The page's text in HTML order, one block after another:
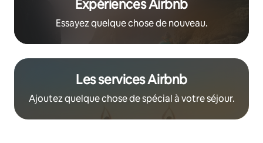
Expériences Airbnb
Essayez quelque chose de nouveau.
Les services Airbnb
Ajoutez quelque chose de spécial à votre séjour.